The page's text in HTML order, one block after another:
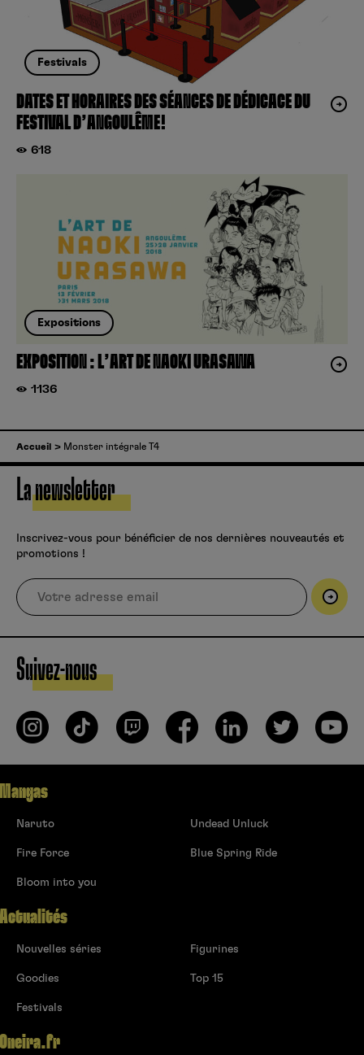
Festivals
DATES ET HORAIRES DES SÉANCES DE DÉDICACE DU
FESTIVAL D’ANGOULÊME!
618
Expositions
EXPOSITION : L’ART DE NAOKI URASAWA
1136
Accueil Monster intégrale T4
La newsletter
Inscrivez-vous pour bénéficier de nos dernières nouveautés et
promotions !
Suivez-nous
Mangas
Naruto
Fire Force
Bloom into you
Undead Unluck
Blue Spring Ride
Actualités
Nouvelles séries
Goodies
Festivals
Figurines
Top 15
Oneira.fr